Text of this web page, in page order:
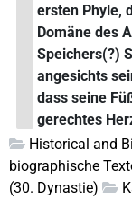
ersten Phyle,
Domäne des
Speichers(?)
angesichts
dass seine
gerechtes
Historical and
biographische
(30. Dynastie)